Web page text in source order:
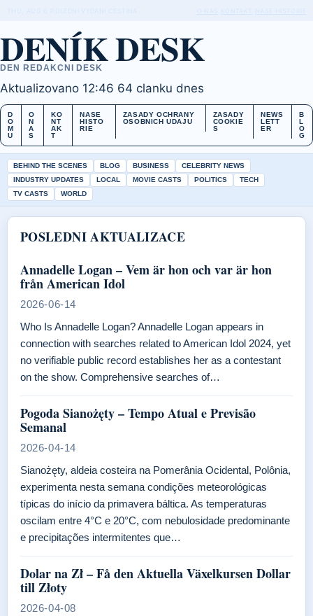
DENÍK DESK
DEN REDAKCNI DESK
Aktualizovano 12:46 64 clanku dnes
D
O
M
U
O
N
A
S
KO
NT
AK
T
NASE
HISTO
RIE
ZASADY OCHRANY
OSOBNICH UDAJU
ZASADY
COOKIE
S
NEWS
LETT
ER
B
L
O
G
BEHIND THE SCENES BLOG BUSINESS
CELEBRITY NEWS
INDUSTRY UPDATES
LOCAL MOVIE CASTS POLITICS
TECH
TV CASTS
WORLD
POSLEDNI AKTUALIZACE
Annadelle Logan – Vem är hon och var är hon
från American Idol
2026-06-14
Who Is Annadelle Logan? Annadelle Logan appears in
connection with searches related to American Idol 2024, yet
no verifiable public record establishes her as a contestant
on the show. Comprehensive searches of…
Pogoda Sianożęty – Tempo Atual e Previsão
Semanal
2026-04-14
Sianożęty, aldeia costeira na Pomerânia Ocidental, Polônia,
experimenta nesta semana condições meteorológicas
típicas do início da primavera báltica. As temperaturas
oscilam entre 4°C e 20°C, com nebulosidade predominante
e precipitações intermitentes que…
Dolar na Zł – Få den Aktuella Växelkursen Dollar
till Złoty
2026-04-08